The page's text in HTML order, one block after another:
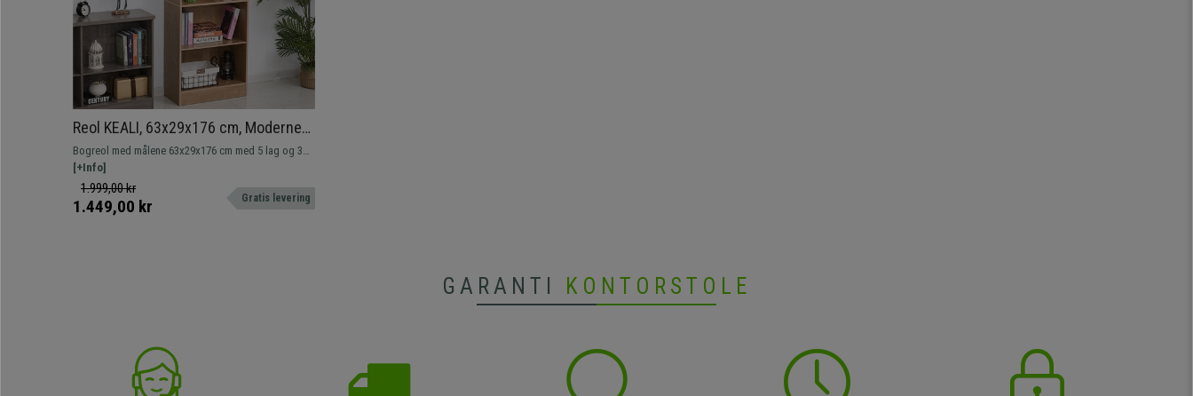
Reol KEALI, 63x29x176 cm, Moderne
Design, I Wengé Træ, Kastanje Farve
Bogreol med målene 63x29x176 cm med 5 lag og 3
justerbare hylder. Moderne stil, meget robust og
modstandsdygtig.
[+Info]
1.999,00 kr
1.449,00 kr Gratis levering
GARANTI KONTORSTOLE